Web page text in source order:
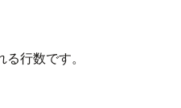
行数です。